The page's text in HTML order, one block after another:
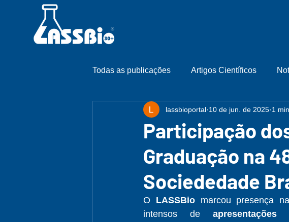
Todas as publicações Artigos Científicos
Participação
Graduação na
Sociededade
lassbioportal 10 de jun. de 2025 1
O LASSBio marcou presença
intensos de